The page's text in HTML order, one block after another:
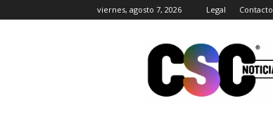
viernes, agosto 7, 2026 Legal Contacto
Noticias